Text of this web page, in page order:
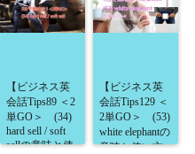
【ビジネス英
会話Tips89 ＜2
単GO＞ (34)
hard sell / soft
sellの意味と使
【ビジネス英
会話Tips129 ＜
2単GO＞ (53)
white elephantの
意味と使い方